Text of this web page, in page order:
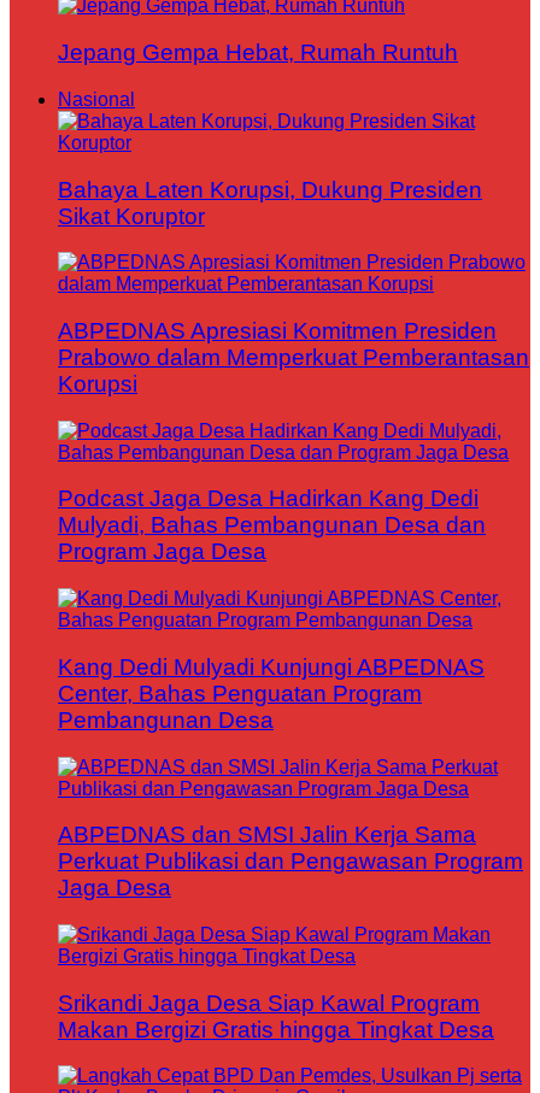
Jepang Gempa Hebat, Rumah Runtuh
Nasional
Bahaya Laten Korupsi, Dukung Presiden
Sikat Koruptor
ABPEDNAS Apresiasi Komitmen Presiden
Prabowo dalam Memperkuat Pemberantasan
Korupsi
Podcast Jaga Desa Hadirkan Kang Dedi
Mulyadi, Bahas Pembangunan Desa dan
Program Jaga Desa
Kang Dedi Mulyadi Kunjungi ABPEDNAS
Center, Bahas Penguatan Program
Pembangunan Desa
ABPEDNAS dan SMSI Jalin Kerja Sama
Perkuat Publikasi dan Pengawasan Program
Jaga Desa
Srikandi Jaga Desa Siap Kawal Program
Makan Bergizi Gratis hingga Tingkat Desa